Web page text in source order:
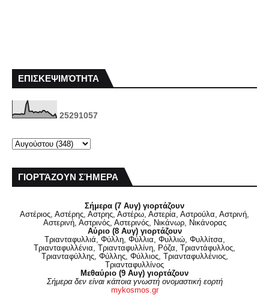
ΕΠΙΣΚΕΨΙΜΌΤΗΤΑ
25291057
ΓΙΟΡΤΆΖΟΥΝ ΣΉΜΕΡΑ
Σήμερα (7 Αυγ) γιορτάζουν
Αστέριος, Αστέρης, Αστρης, Αστέρω, Αστερία, Αστρούλα, Αστρινή,
Αστερινή, Αστρινός, Αστερινός, Νικάνωρ, Νικάνορας
Αύριο (8 Αυγ) γιορτάζουν
Τριανταφυλλιά, Φύλλη, Φύλλια, Φυλλιώ, Φυλλίτσα,
Τριανταφυλλένια, Τριανταφυλλίνη, Ρόζα, Τριαντάφυλλος,
Τριανταφύλλης, Φύλλης, Φύλλιος, Τριανταφυλλένιος,
Τριανταφυλλίνος
Μεθαύριο (9 Αυγ) γιορτάζουν
Σήμερα δεν είναι κάποια γνωστή ονομαστική εορτή
mykosmos.gr